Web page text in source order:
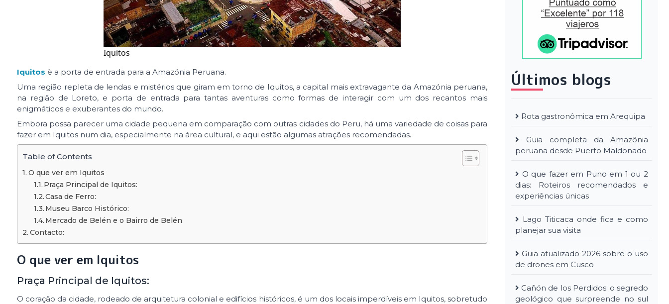
Iquitos
Iquitos è a porta de entrada para a Amazónia Peruana.
Uma região repleta de lendas e mistérios que giram em torno de Iquitos, a capital mais extravagante da Amazónia peruana,
na região de Loreto, e porta de entrada para tantas aventuras como formas de interagir com um dos recantos mais
enigmáticos e exuberantes do mundo.
Embora possa parecer uma cidade pequena em comparação com outras cidades do Peru, há uma variedade de coisas para
fazer em Iquitos num dia, especialmente na área cultural, e aqui estão algumas atrações recomendadas.
Table of Contents
O que ver em Iquitos
Praça Principal de Iquitos:
Casa de Ferro:
Museu Barco Histórico:
Mercado de Belén e o Bairro de Belén
Contacto:
O que ver em Iquitos
Praça Principal de Iquitos:
O coração da cidade, rodeado de arquitetura colonial e edifícios históricos, é um dos locais imperdíveis em Iquitos, sobretudo
Últimos blogs
Rota gastronômica em Arequipa
Guia completa da Amazônia
peruana desde Puerto Maldonado
O que fazer em Puno em 1 ou 2
dias: Roteiros recomendados e
experiências únicas
Lago Titicaca onde fica e como
planejar sua visita
Guia atualizado 2026 sobre o uso
de drones em Cusco
Cañón de los Perdidos: o segredo
geológico que surpreende no sul